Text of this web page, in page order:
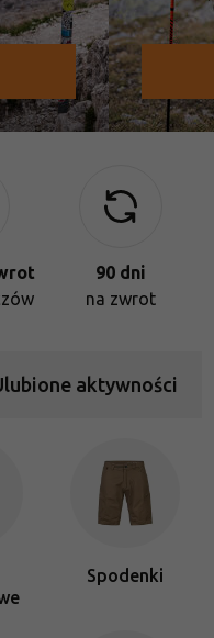
90 dni
na zwrot
Spodenki
aktywności